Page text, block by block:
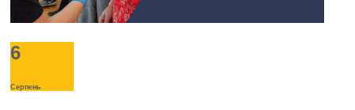
6
Серпень